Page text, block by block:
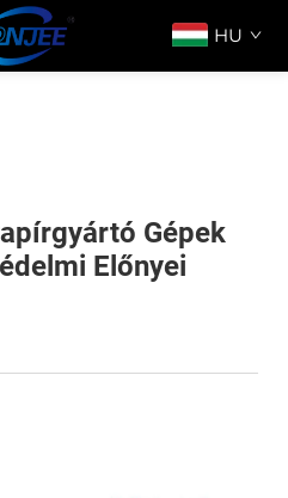
HU
Gépek
Előnyei